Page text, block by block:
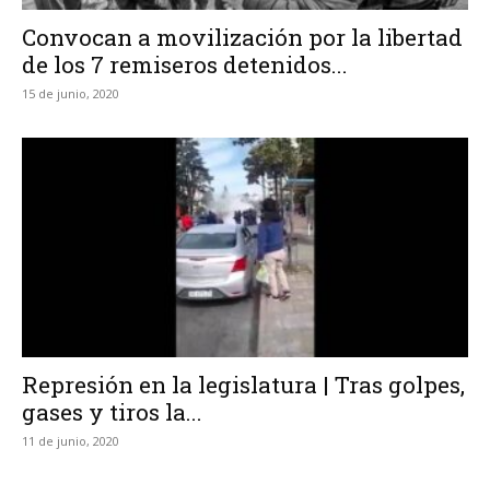
Convocan a movilización por la libertad
de los 7 remiseros detenidos...
15 de junio, 2020
Represión en la legislatura | Tras golpes,
gases y tiros la...
11 de junio, 2020